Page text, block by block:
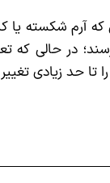
آرم شکسته یا
در حالی
تا حد زیادی